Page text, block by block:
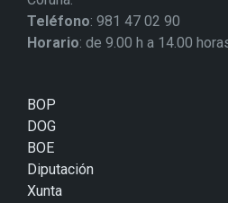
Teléfono: 981 47 02 90
Horario: de 9.00 h a 14.00
BOP
DOG
BOE
Diputación
Xunta